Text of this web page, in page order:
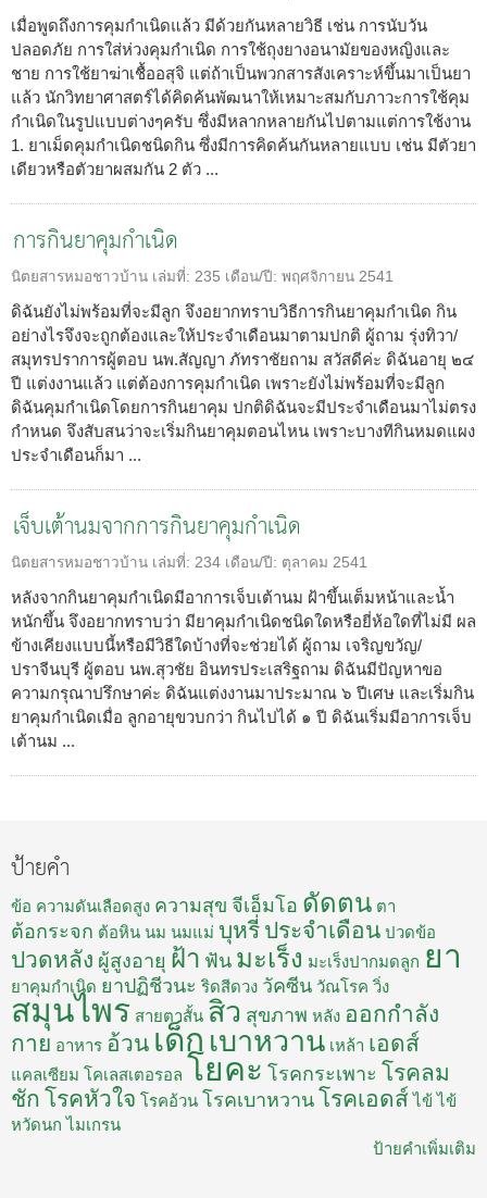
เมื่อพูดถึงการคุมกำเนิดแล้ว มีด้วยกันหลายวิธี เช่น การนับวัน
ปลอดภัย การใส่ห่วงคุมกำเนิด การใช้ถุงยางอนามัยของหญิงและ
ชาย การใช้ยาฆ่าเชื้ออสุจิ แต่ถ้าเป็นพวกสารสังเคราะห์ขึ้นมาเป็นยา
แล้ว นักวิทยาศาสตร์ได้คิดค้นพัฒนาให้เหมาะสมกับภาวะการใช้คุม
กำเนิดในรูปแบบต่างๆครับ ซึ่งมีหลากหลายกันไปตามแต่การใช้งาน
1. ยาเม็ดคุมกำเนิดชนิดกิน ซึ่งมีการคิดค้นกันหลายแบบ เช่น มีตัวยา
เดียวหรือตัวยาผสมกัน 2 ตัว ...
การกินยาคุมกำเนิด
นิตยสารหมอชาวบ้าน เล่มที่: 235 เดือน/ปี: พฤศจิกายน 2541
ดิฉันยังไม่พร้อมที่จะมีลูก จึงอยากทราบวิธีการกินยาคุมกำเนิด กิน
อย่างไรจึงจะถูกต้องและให้ประจำเดือนมาตามปกติ ผู้ถาม รุ่งทิวา/
สมุทรปราการผู้ตอบ นพ.สัญญา ภัทราชัยถาม สวัสดีค่ะ ดิฉันอายุ ๒๔
ปี แต่งงานแล้ว แต่ต้องการคุมกำเนิด เพราะยังไม่พร้อมที่จะมีลูก
ดิฉันคุมกำเนิดโดยการกินยาคุม ปกติดิฉันจะมีประจำเดือนมาไม่ตรง
กำหนด จึงสับสนว่าจะเริ่มกินยาคุมตอนไหน เพราะบางทีกินหมดแผง
ประจำเดือนก็มา ...
เจ็บเต้านมจากการกินยาคุมกำเนิด
นิตยสารหมอชาวบ้าน เล่มที่: 234 เดือน/ปี: ตุลาคม 2541
หลังจากกินยาคุมกำเนิดมีอาการเจ็บเต้านม ฝ้าขึ้นเต็มหน้าและน้ำ
หนักขึ้น จึงอยากทราบว่า มียาคุมกำเนิดชนิดใดหรือยี่ห้อใดที่ไม่มี ผล
ข้างเคียงแบบนี้หรือมีวิธีใดบ้างที่จะช่วยได้ ผู้ถาม เจริญขวัญ/
ปราจีนบุรี ผู้ตอบ นพ.สุวชัย อินทรประเสริฐถาม ดิฉันมีปัญหาขอ
ความกรุณาปรึกษาค่ะ ดิฉันแต่งงานมาประมาณ ๖ ปีเศษ และเริ่มกิน
ยาคุมกำเนิดเมื่อ ลูกอายุขวบกว่า กินไปได้ ๑ ปี ดิฉันเริ่มมีอาการเจ็บ
เต้านม ...
ป้ายคำ
ข้อ ความดันเลือดสูง ความสุข จีเอ็มโอ ดัดตน ตา
ต้อกระจก ต้อหิน นม นมแม่ บุหรี่ ประจำเดือน ปวดข้อ
ปวดหลัง ผู้สูงอายุ ฝ้า ฟัน มะเร็ง มะเร็งปากมดลูก ยา
ยาคุมกำเนิด ยาปฏิชีวนะ ริดสีดวง วัคซีน วัณโรค วิ่ง
สมุนไพร สายตาสั้น สิว สุขภาพ หลัง ออกกำลัง
กาย อาหาร อ้วน เด็ก เบาหวาน เหล้า เอดส์
แคลเซียม โคเลสเตอรอล โยคะ โรคกระเพาะ โรคลม
ชัก โรคหัวใจ โรคอ้วน โรคเบาหวาน โรคเอดส์ ไข้ ไข้
หวัดนก ไมเกรน
ป้ายคำเพิ่มเติม